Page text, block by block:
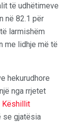
të udhëtimeve
në 82.1 për
larmishëm
me lidhje më të
hekurudhore
nga rrjetet
Këshillit
se gjatësia